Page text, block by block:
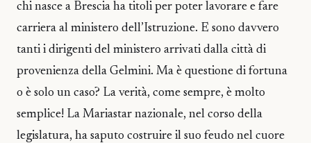
chi nasce a Brescia ha titoli per poter lavorare e fare
carriera al ministero dell’Istruzione. E sono davvero
tanti i dirigenti del ministero arrivati dalla città di
provenienza della Gelmini. Ma è questione di fortuna
o è solo un caso? La verità, come sempre, è molto
semplice! La Mariastar nazionale, nel corso della
legislatura, ha saputo costruire il suo feudo nel cuore